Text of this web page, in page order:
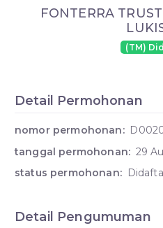
FONTERRA
(TM)
Detail Permohonan
nomor permohonan:
tanggal permohonan: 29
status permohonan:
Detail Pengumuman